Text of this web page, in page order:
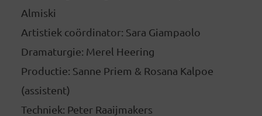
Almiski
Artistiek coördinator: Sara Giampaolo
Dramaturgie: Merel Heering
Productie: Sanne Priem & Rosana Kalpoe
(assistent)
Techniek: Peter Raaijmakers